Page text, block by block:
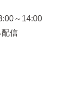
～14:00
信